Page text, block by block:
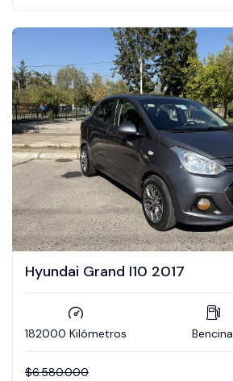
Hyundai Grand I10 2017
182000 Kilómetros Bencina
$6.580.000